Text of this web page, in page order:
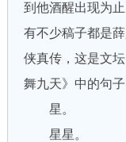
到他酒醒出现为
有不少稿子都是
侠真传，这是文
舞九天》中的句子
星。
星星。